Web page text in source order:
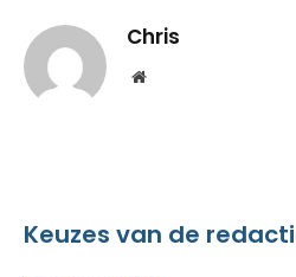
Chris
Website
Keuzes van de